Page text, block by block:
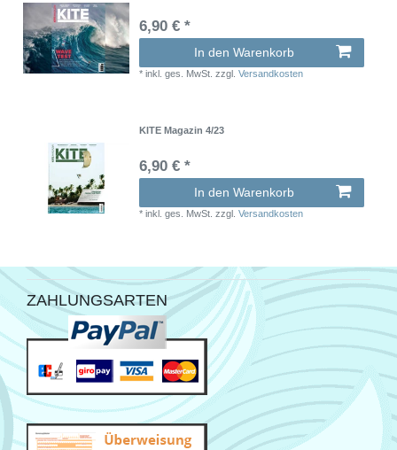
6,90 € *
In den Warenkorb
*inkl. ges. MwSt. zzgl.Versandkosten
KITE Magazin 4/23
6,90 € *
In den Warenkorb
*inkl. ges. MwSt. zzgl.Versandkosten
ZAHLUNGSARTEN